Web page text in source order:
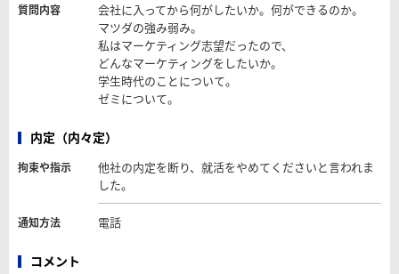
質問内容
会社に入ってから何がしたいか。何ができるのか。
マツダの強み弱み。
私はマーケティング志望だったので、
どんなマーケティングをしたいか。
学生時代のことについて。
ゼミについて。
内定（内々定）
拘束や指示
他社の内定を断り、就活をやめてくださいと言われま
した。
通知方法 電話
コメント